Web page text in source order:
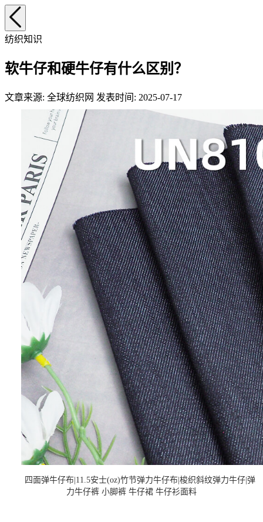
纺织知识
软牛仔和硬牛仔有什么区别？
文章来源: 全球纺织网 发表时间: 2025-07-17
四面弹牛仔布|11.5安士(oz)竹节弹力牛仔布|梭织斜纹弹力牛仔|弹
力牛仔裤 小脚裤 牛仔裙 牛仔衫面料